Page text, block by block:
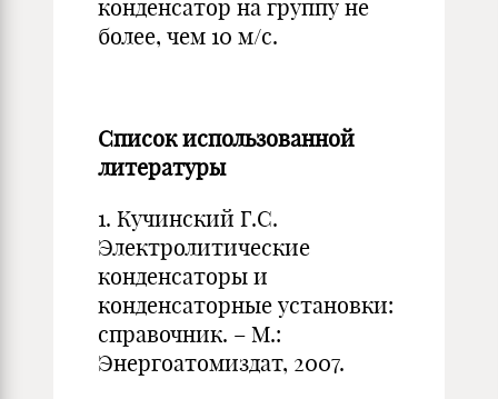
конденсатор на группу не
более, чем 10 м/с.
Список использованной
литературы
1. Кучинский Г.С.
Электролитические
конденсаторы и
конденсаторные установки:
справочник. – М.:
Энергоатомиздат, 2007.